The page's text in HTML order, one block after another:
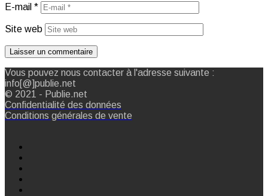
E-mail *
Site web
Vous pouvez nous contacter à l'adresse suivante :
info[@]publie.net
© 2021 - Publie.net
Confidentialité des données
Conditions générales de vente